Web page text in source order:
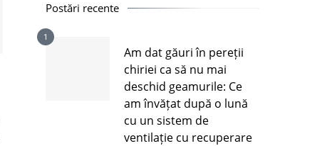
Postări recente
1
Am dat găuri în pereții
chiriei ca să nu mai
deschid geamurile: Ce
am învățat după o lună
cu un sistem de
ventilație cu recuperare